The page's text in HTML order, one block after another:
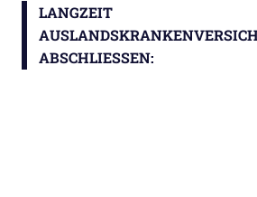
LANGZEIT
ABSCHLIESSEN: